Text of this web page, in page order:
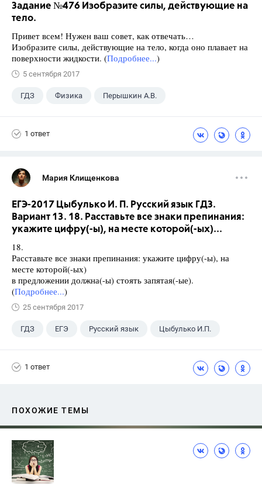
Задание №476 Изобразите силы, действующие на
тело.
Привет всем! Нужен ваш совет, как отвечать…
Изобразите силы, действующие на тело, когда оно плавает на
поверхности жидкости. (Подробнее...)
5 сентября 2017
ГДЗ Физика Перышкин А.В.
1 ответ
Мария Клищенкова
ЕГЭ-2017 Цыбулько И. П. Русский язык ГДЗ.
Вариант 13. 18. Расставьте все знаки препинания:
укажите цифру(-ы), на месте которой(-ых)...
18.
Расставьте все знаки препинания: укажите цифру(-ы), на
месте которой(-ых)
в предложении должна(-ы) стоять запятая(-ые).
(Подробнее...)
25 сентября 2017
ГДЗ ЕГЭ Русский язык Цыбулько И.П.
1 ответ
ПОХОЖИЕ ТЕМЫ